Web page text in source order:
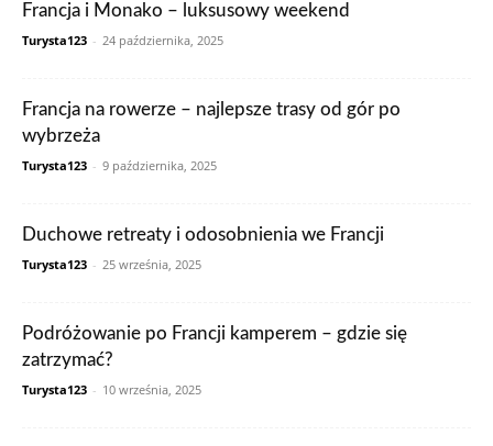
Francja i Monako – luksusowy weekend
Turysta123 - 24 października, 2025
Francja na rowerze – najlepsze trasy od gór po
wybrzeża
Turysta123 - 9 października, 2025
Duchowe retreaty i odosobnienia we Francji
Turysta123 - 25 września, 2025
Podróżowanie po Francji kamperem – gdzie się
zatrzymać?
Turysta123 - 10 września, 2025